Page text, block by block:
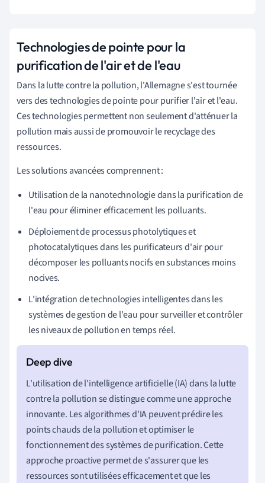
Technologies de pointe pour la
purification de l'air et de l'eau
Dans la lutte contre la pollution, l'Allemagne s'est tournée
vers des technologies de pointe pour purifier l'air et l'eau.
Ces technologies permettent non seulement d'atténuer la
pollution mais aussi de promouvoir le recyclage des
ressources.
Les solutions avancées comprennent :
Utilisation de la nanotechnologie dans la purification de
l'eau pour éliminer efficacement les polluants.
Déploiement de processus photolytiques et
photocatalytiques dans les purificateurs d'air pour
décomposer les polluants nocifs en substances moins
nocives.
L'intégration de technologies intelligentes dans les
systèmes de gestion de l'eau pour surveiller et contrôler
les niveaux de pollution en temps réel.
L'utilisation de l'intelligence artificielle (IA) dans la lutte
contre la pollution se distingue comme une approche
innovante. Les algorithmes d'IA peuvent prédire les
points chauds de la pollution et optimiser le
fonctionnement des systèmes de purification. Cette
approche proactive permet de s'assurer que les
ressources sont utilisées efficacement et que les